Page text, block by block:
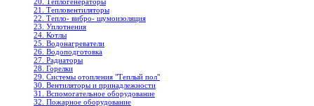
21. Тепловентиляторы
22. Тепло- вибро- шумоизоляция
23. Уплотнения
24. Котлы
25. Водонагреватели
26. Водоподготовка
27. Радиаторы
28. Горелки
29. Системы отопления "Теплый пол"
30. Вентиляторы и принадлежности
31. Вспомогательное оборудование
32. Пожарное оборудование